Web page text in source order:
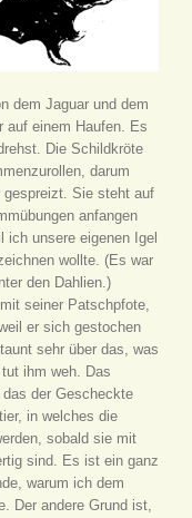
dem Jaguar und dem
auf einem Haufen. Es
Die Schildkröte
darum
gespreizt. Sie steht auf
anfangen
ich unsere eigenen Igel
wollte. (Es war
den Dahlien.)
seiner Patschpfote,
er sich gestochen
sehr über das, was
ihm weh. Das
der Gescheckte
in welches die
sobald sie mit
sind. Es ist ein ganz
warum ich dem
Der andere Grund ist,